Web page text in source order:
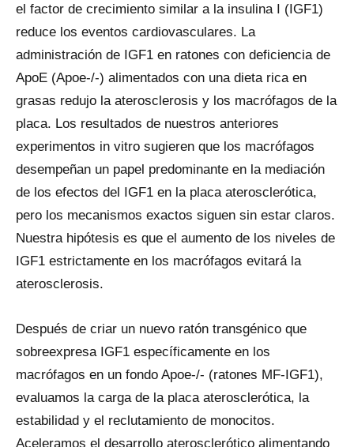
el factor de crecimiento similar a la insulina I (IGF1)
reduce los eventos cardiovasculares. La
administración de IGF1 en ratones con deficiencia de
ApoE (Apoe-/-) alimentados con una dieta rica en
grasas redujo la aterosclerosis y los macrófagos de la
placa. Los resultados de nuestros anteriores
experimentos in vitro sugieren que los macrófagos
desempeñan un papel predominante en la mediación
de los efectos del IGF1 en la placa aterosclerótica,
pero los mecanismos exactos siguen sin estar claros.
Nuestra hipótesis es que el aumento de los niveles de
IGF1 estrictamente en los macrófagos evitará la
aterosclerosis.
Después de criar un nuevo ratón transgénico que
sobreexpresa IGF1 específicamente en los
macrófagos en un fondo Apoe-/- (ratones MF-IGF1),
evaluamos la carga de la placa aterosclerótica, la
estabilidad y el reclutamiento de monocitos.
Aceleramos el desarrollo aterosclerótico alimentando